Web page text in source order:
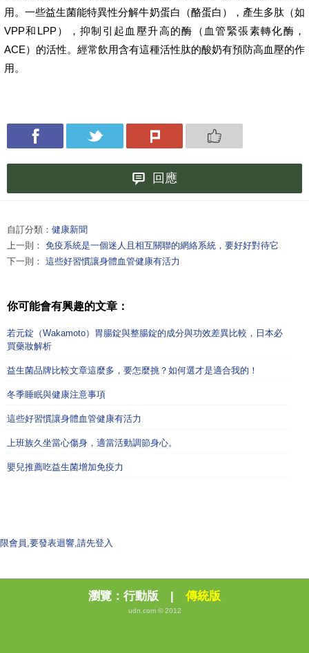
用。一些益生菌能特異性分解牛奶蛋白（酪蛋白），產生多肽（如
VPP和LPP），抑制引起血壓升高的酶（血管緊張素轉化酶，
ACE）的活性。經常飲用含有這種活性肽的酸奶有預防高血壓的作
用。
回應
自訂分類： 健康新聞
上一則： 免疫系統是一個迷人且相互關聯的網絡系統，要好好對待它
下一則： 這些好習慣讓身體血管健康有活力
你可能會有興趣的文章：
若元錠（Wakamoto）胃腸錠與整腸錠的成分與功效差異比較，日本必
買藥妝解析
益生菌品牌比較文章這麼多，要怎麼挑？如何選才是適合我的！
冬季睡眠與健康注意事項
這些好習慣讓身體血管健康有活力
上班族久坐當心傷身，適當活動調節身心。
嬰兒推薦吃益生菌增加免疫力
限會員,要發表迴響,請先登入
瀏覽： 行動版 | 傳統版
udn.com © 2012